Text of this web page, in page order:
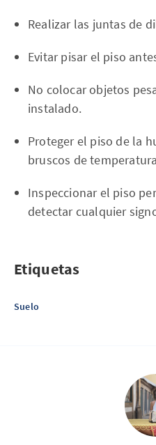
Realizar las juntas de
Evitar pisar el piso
No colocar objetos
instalado.
Proteger el piso de la
bruscos de
Inspeccionar el piso
detectar cualquier
Etiquetas
Suelo